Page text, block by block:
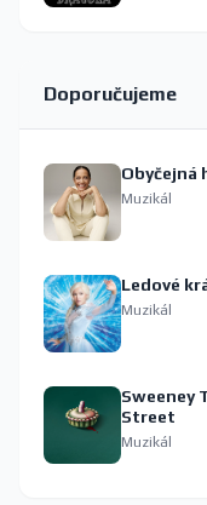
Doporučujeme
Obyčejná
Muzikál
Ledové
Muzikál
Sweeney
Street
Muzikál